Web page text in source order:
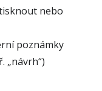
nebo
poznámky
„návrh“)